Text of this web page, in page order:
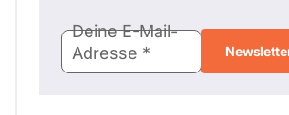
Mail-
Adresse
Deine E-Mail-
Adresse